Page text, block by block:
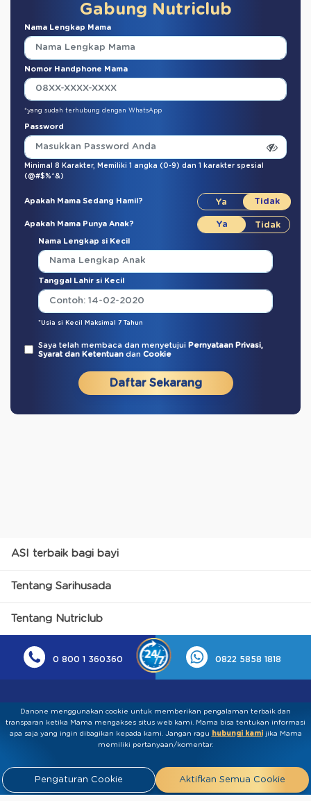
Gabung Nutriclub
Nama Lengkap Mama
Nomor Handphone Mama
*yang sudah terhubung dengan WhatsApp
Password
Minimal 8 Karakter, Memiliki 1 angka (0-9) dan 1 karakter spesial
(@#$%^&)
Apakah Mama Sedang Hamil?
Apakah Mama Punya Anak?
Nama Lengkap si Kecil
Tanggal Lahir si Kecil
*Usia si Kecil Maksimal 7 Tahun
Saya telah membaca dan menyetujui Pernyataan Privasi,
Syarat dan Ketentuan dan Cookie
Daftar Sekarang
ASI terbaik bagi bayi
Tentang Sarihusada
Tentang Nutriclub
0 800 1 360360 0822 5858 1818
Kebijakan Privasi Syarat & Ketentuan
Tentang Kami
Danone menggunakan cookie untuk memberikan pengalaman terbaik dan
transparan ketika Mama mengakses situs web kami. Mama bisa tentukan informasi
apa saja yang ingin dibagikan kepada kami.​ ​Jangan ragu hubungi kamijika Mama
memiliki pertanyaan/komentar.
Pengaturan Cookie Aktifkan Semua Cookie